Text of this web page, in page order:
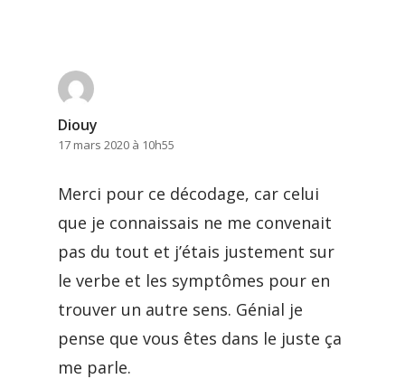
Diouy
17 mars 2020 à 10h55
Merci pour ce décodage, car celui
que je connaissais ne me convenait
pas du tout et j’étais justement sur
le verbe et les symptômes pour en
trouver un autre sens. Génial je
pense que vous êtes dans le juste ça
me parle.